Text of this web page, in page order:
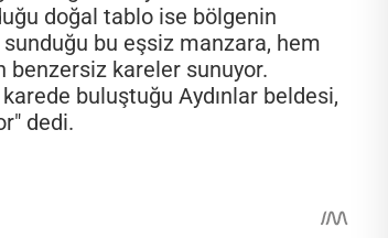
doğal tablo ise bölgenin
sunduğu bu eşsiz manzara, hem
benzersiz kareler sunuyor.
karede buluştuğu Aydınlar beldesi,
dedi.